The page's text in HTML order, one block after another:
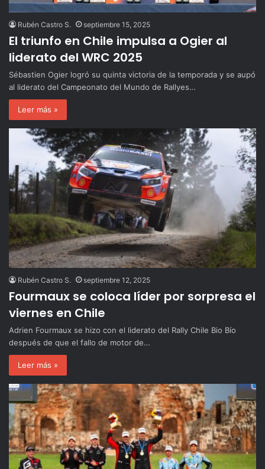
Rubén Castro S. septiembre 15, 2025
El triunfo en Chile impulsa a Ogier al
liderato del WRC 2025
Sébastien Ogier logró su quinta victoria de la temporada y se aupó
al liderato del Campeonato del Mundo de Rallyes…
Leer más »
Rubén Castro S. septiembre 12, 2025
Fourmaux se coloca líder por sorpresa el
viernes en Chile
Adrien Fourmaux se hizo con el liderato del Rally Chile Bio Bío
después de que el fallo de motor de…
Leer más »